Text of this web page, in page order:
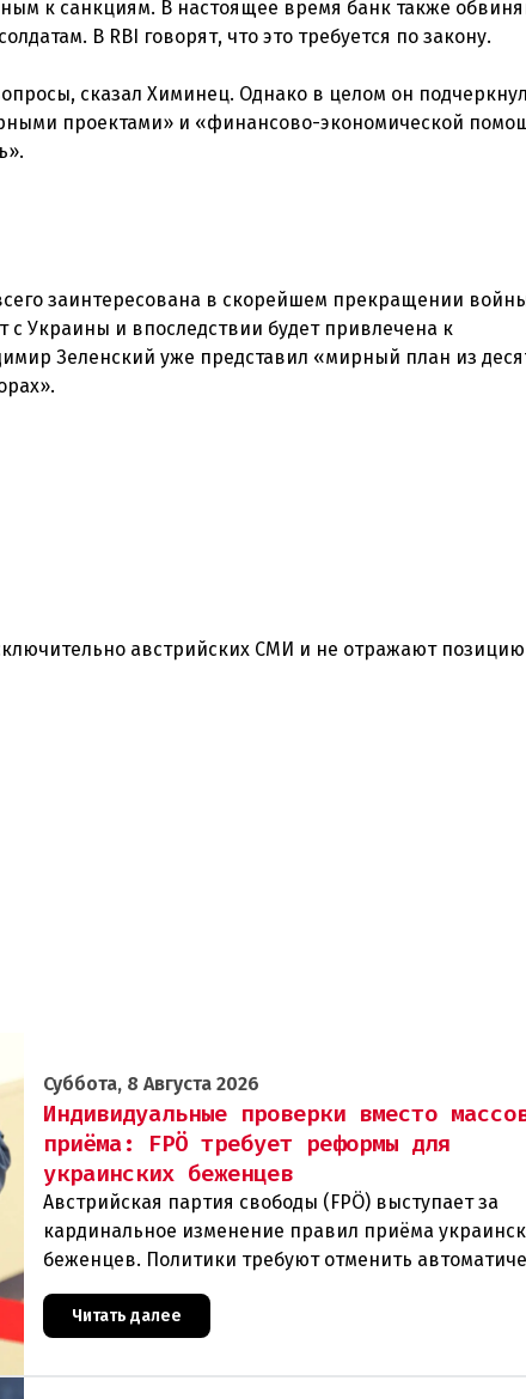
к санкциям. В настоящее время банк также
В RBI говорят, что это требуется по закону.
сказал Химинец. Однако в целом он
проектами» и «финансово-экономической
заинтересована в скорейшем прекращении
c Украины и впоследствии будет привлечена к
Зеленский уже представил «мирный план из
австрийских СМИ и не отражают позицию
Суббота, 8 Августа 2026
Индивидуальные проверки вместо
приёма: FPÖ требует реформы для
украинских беженцев
Австрийская партия свободы (FPÖ) выступает за
кардинальное изменение правил приёма
беженцев. Политики требуют отменить
предоставление убежища и ввести индивидуальные
проверки
Читать далее